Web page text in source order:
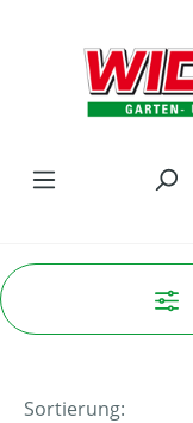
Sortierung: